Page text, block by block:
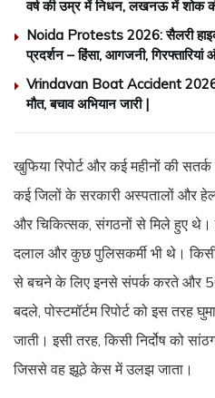
वर्ष की उम्र में निधन, लखनऊ में शोक
Noida Protests 2026: सैलरी
प्रदर्शन – हिंसा, आगजनी,
Vrindavan Boat Accident
मौत, बचाव अभियान जारी |
खुफिया रिपोर्ट और कई महीनों की
कई जिलों के सरकारी अस्पतालों और
और चिकित्सक, संगठनों से मिले हुए थे।
दलाल और कुछ पुलिसकर्मी भी थे।
से बचने के लिए इनसे संपर्क करते और
बदले, पोस्टमॉर्टम रिपोर्ट को इस तरह
जाती। इसी तरह, किसी निर्दोष को
जिससे वह झूठे केस में उलझ जाता।